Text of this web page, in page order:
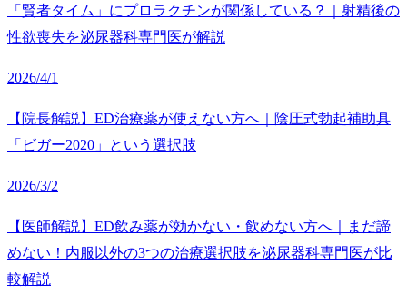
「賢者タイム」にプロラクチンが関係している？｜射精後の
性欲喪失を泌尿器科専門医が解説
2026/4/1
【院長解説】ED治療薬が使えない方へ｜陰圧式勃起補助具
「ビガー2020」という選択肢
2026/3/2
【医師解説】ED飲み薬が効かない・飲めない方へ｜まだ諦
めない！内服以外の3つの治療選択肢を泌尿器科専門医が比
較解説